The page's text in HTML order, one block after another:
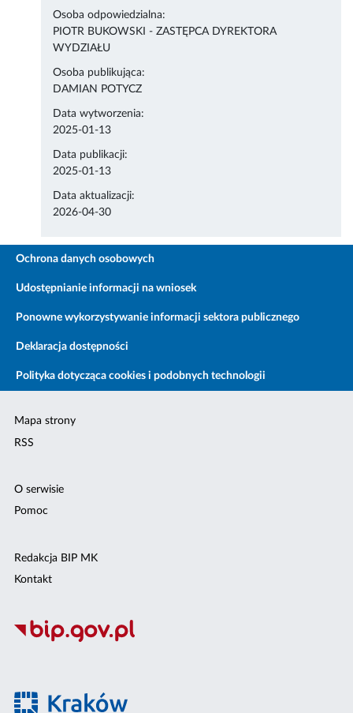
Osoba odpowiedzialna:
PIOTR BUKOWSKI - ZASTĘPCA DYREKTORA
WYDZIAŁU
Osoba publikująca:
DAMIAN POTYCZ
Data wytworzenia:
2025-01-13
Data publikacji:
2025-01-13
Data aktualizacji:
2026-04-30
Ochrona danych osobowych
Udostępnianie informacji na wniosek
Ponowne wykorzystywanie informacji sektora publicznego
Deklaracja dostępności
Polityka dotycząca cookies i podobnych technologii
Mapa strony
RSS
O serwisie
Pomoc
Redakcja BIP MK
Kontakt